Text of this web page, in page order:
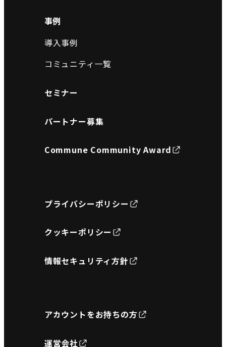
事例
導入事例
コミュニティ一覧
セミナー
パートナー募集
Commune Community Award
プライバシーポリシー
クッキーポリシー
情報セキュリティ方針
アカウントをお持ちの方
運営会社